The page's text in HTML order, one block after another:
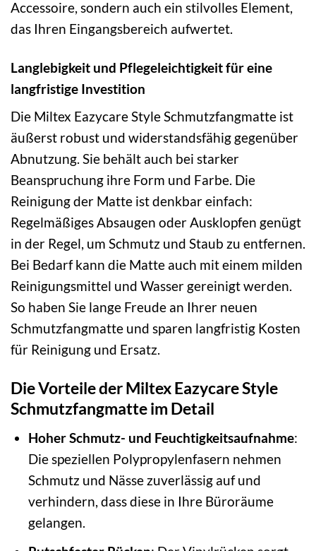
Accessoire, sondern auch ein stilvolles Element,
das Ihren Eingangsbereich aufwertet.
Langlebigkeit und Pflegeleichtigkeit für eine
langfristige Investition
Die Miltex Eazycare Style Schmutzfangmatte ist
äußerst robust und widerstandsfähig gegenüber
Abnutzung. Sie behält auch bei starker
Beanspruchung ihre Form und Farbe. Die
Reinigung der Matte ist denkbar einfach:
Regelmäßiges Absaugen oder Ausklopfen genügt
in der Regel, um Schmutz und Staub zu entfernen.
Bei Bedarf kann die Matte auch mit einem milden
Reinigungsmittel und Wasser gereinigt werden.
So haben Sie lange Freude an Ihrer neuen
Schmutzfangmatte und sparen langfristig Kosten
für Reinigung und Ersatz.
Die Vorteile der Miltex Eazycare Style
Schmutzfangmatte im Detail
Hoher Schmutz- und Feuchtigkeitsaufnahme:
Die speziellen Polypropylenfasern nehmen
Schmutz und Nässe zuverlässig auf und
verhindern, dass diese in Ihre Büroräume
gelangen.